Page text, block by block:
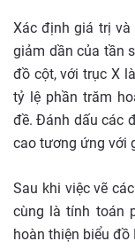
Xác định giá trị và
giảm dần của tần
đồ cột, với trục X
tỷ lệ phần trăm
đề. Đánh dấu các
cao tương ứng với
Sau khi việc vẽ
cùng là tính toán
hoàn thiện biểu đồ